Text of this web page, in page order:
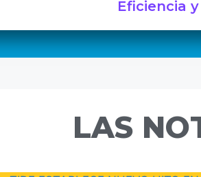
Eficiencia
LAS